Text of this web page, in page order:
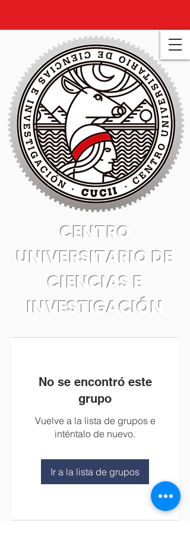
CENTRO
UNIVERSITARIO DE
CIENCIAS E
INVESTIGACIÓN
No se encontró este
grupo
Vuelve a la lista de grupos e
inténtalo de nuevo.
Ir a la lista de grupos